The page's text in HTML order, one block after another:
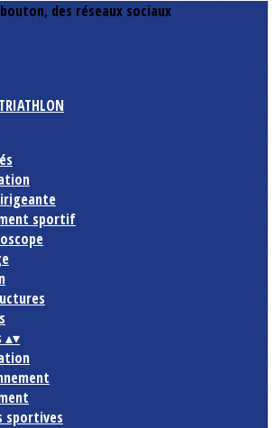
des réseaux sociaux
sportif
▴▾
sportives